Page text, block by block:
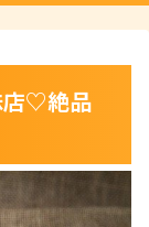
店♡絶品